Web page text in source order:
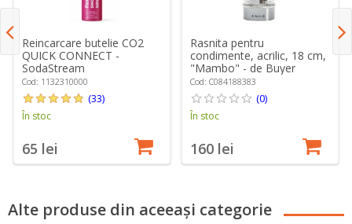
Reincarcare butelie CO2
QUICK CONNECT -
SodaStream
Cod: 1132310000
(33)
În stoc
65 lei
Rasnita pentru
condimente, acrilic, 18 cm,
"Mambo" - de Buyer
Cod: C084188383
(0)
În stoc
160 lei
Alte produse din aceeași categorie